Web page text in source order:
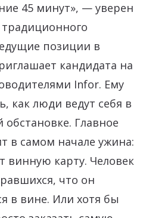
45 минут», — уверен
позиции в
кандидата на
Infor. Ему
как люди ведут себя в
Главное
в самом начале ужина:
винную карту. Человек
что он
в вине. Или хотя бы